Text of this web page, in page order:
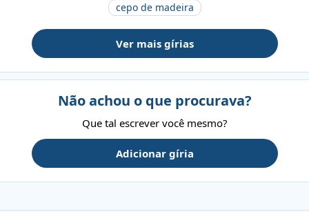
cepo de madeira
Ver mais gírias
Não achou o que procurava?
Que tal escrever você mesmo?
Adicionar gíria